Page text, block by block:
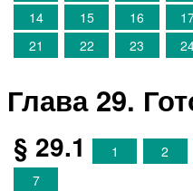
14
15 16
21
22 23
Глава 29.
§ 29.1 1 2
7